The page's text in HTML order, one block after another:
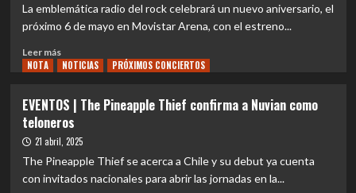
accesos,
elementos
y
todo
que
debes
saber
disfrutar
del
La emblemática radio del rock celebrará un nuevo aniversario, el
próximo 6 de mayo en Movistar Arena, con el estreno...
Leer másLeer
más
|
Radio
Futuro
celebra
sus
36
NOTA NOTICIAS PRÓXIMOS CONCIERTOS
EVENTOS | The Pineapple Thief confirma a Nuvian como
teloneros
21 abril, 2025
The Pineapple Thief se acerca a Chile y su debut ya cuenta
con invitados nacionales para abrir las jornadas en la...